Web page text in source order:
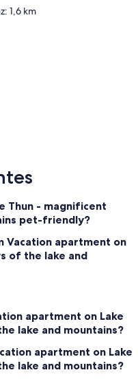
1,6 km
Thun - magnificent
pet-friendly?
Vacation apartment on
of the lake and
apartment on Lake
lake and mountains?
apartment on Lake
lake and mountains?